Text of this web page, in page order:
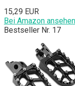
15,29 EUR
Bei Amazon ansehen
Bestseller Nr. 17